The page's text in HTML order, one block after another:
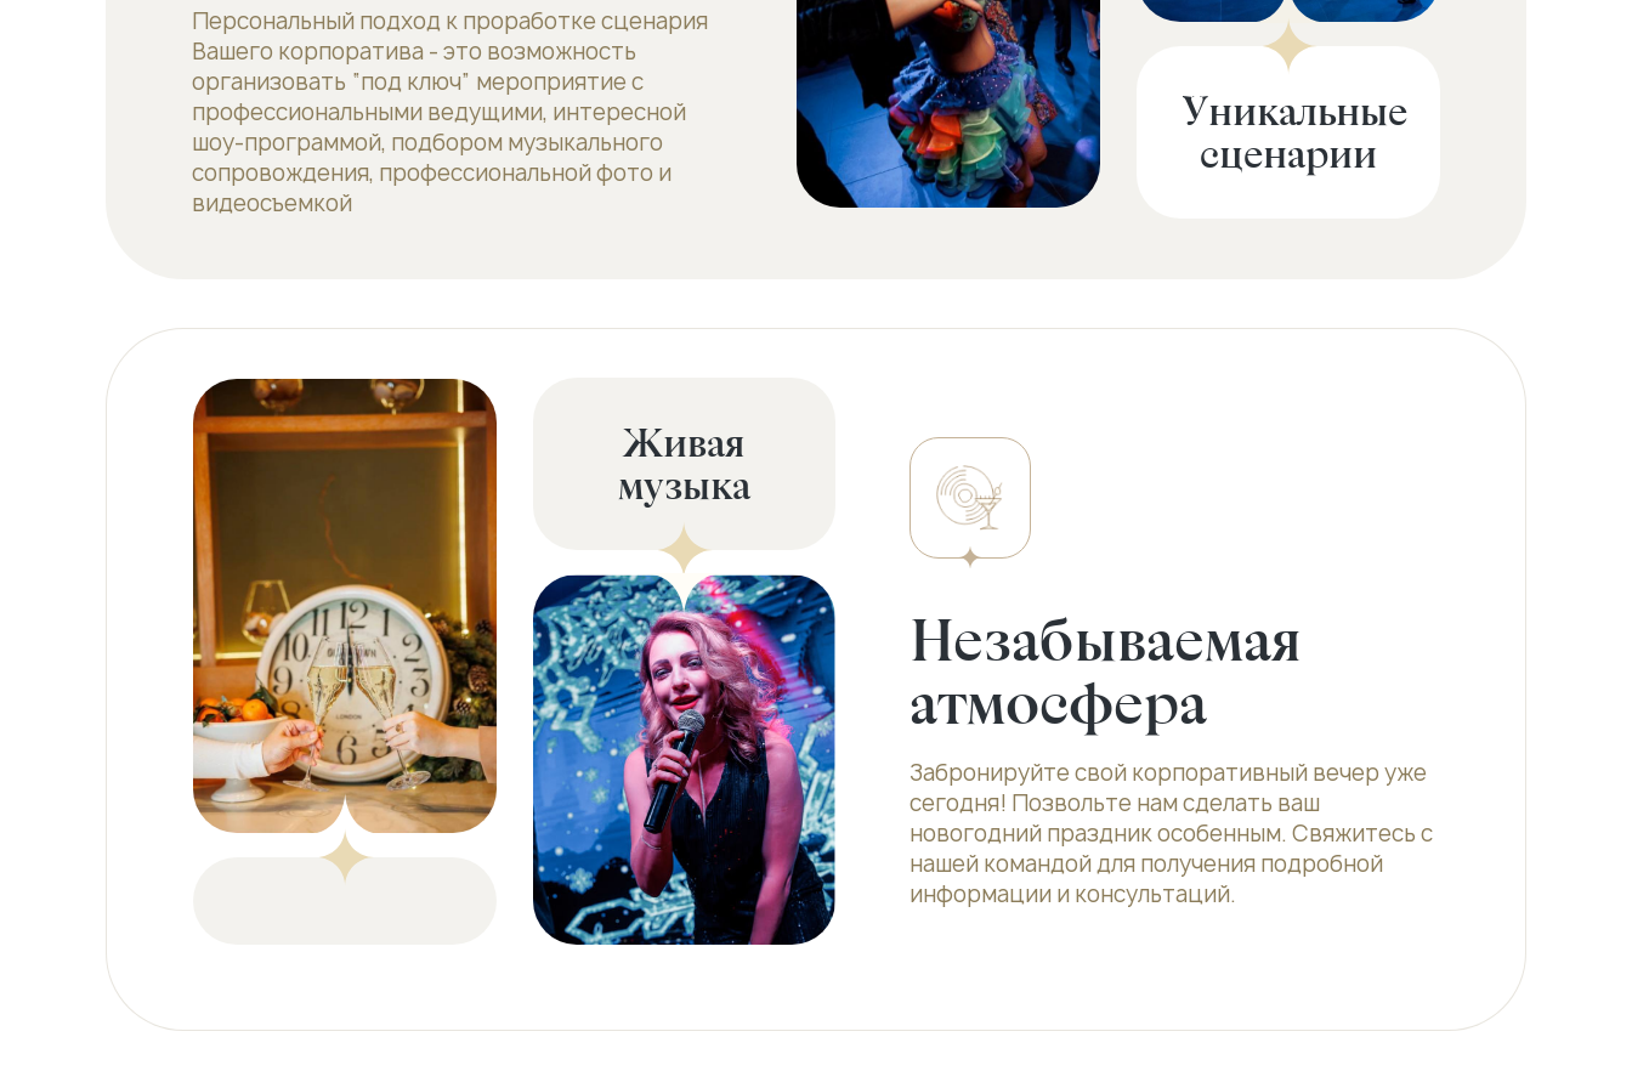
Персональный подход к проработке сценария
Вашего корпоратива - это возможность
организовать “под ключ” мероприятие с
профессиональными ведущими, интересной
шоу-программой, подбором музыкального
сопровождения, профессиональной фото и
видеосъемкой
Уникальные
сценарии
Живая
музыка
Незабываемая
атмосфера
Забронируйте свой корпоративный вечер уже
сегодня! Позвольте нам сделать ваш
новогодний праздник особенным. Свяжитесь с
нашей командой для получения подробной
информации и консультаций.